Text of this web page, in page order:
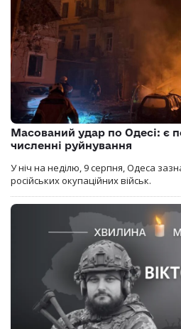
Масований удар по Одесі: є
численні руйнування
У ніч на неділю, 9 серпня, Одеса
російських окупаційних військ.